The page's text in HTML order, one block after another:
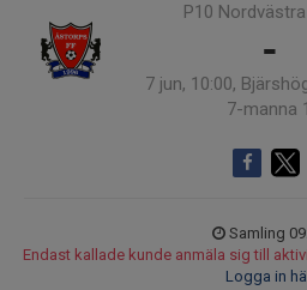
P10
-
7 jun, 10:00,
7-manna 1
Samling
Endast kallade kunde anmäla sig till
Logga in